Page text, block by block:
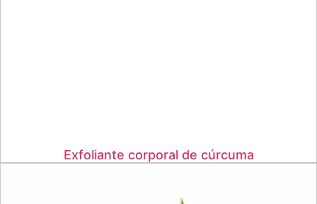
Exfoliante corporal de cúrcuma